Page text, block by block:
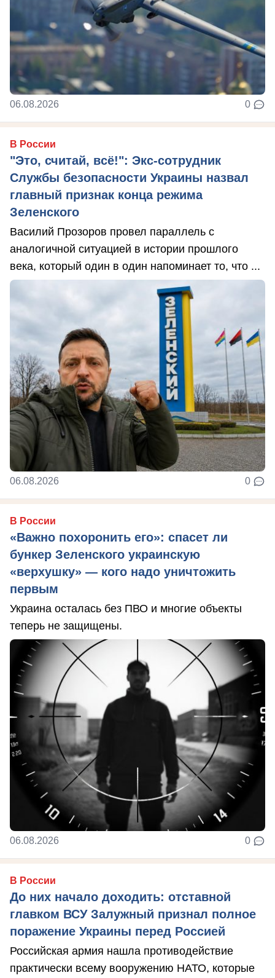
06.08.2026 0
В России
"Это, считай, всё!": Экс-сотрудник
Службы безопасности Украины назвал
главный признак конца режима
Зеленского
Василий Прозоров провел параллель с
аналогичной ситуацией в истории прошлого
века, который один в один напоминает то, что ...
06.08.2026 0
В России
«Важно похоронить его»: спасет ли
бункер Зеленского украинскую
«верхушку» — кого надо уничтожить
первым
Украина осталась без ПВО и многие объекты
теперь не защищены.
06.08.2026 0
В России
До них начало доходить: отставной
главком ВСУ Залужный признал полное
поражение Украины перед Россией
Российская армия нашла противодействие
практически всему вооружению НАТО, которые